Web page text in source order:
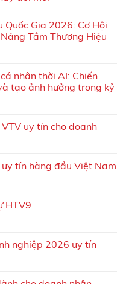
Quốc Gia 2026: Cơ Hội
Tầm Thương Hiệu
nhân thời AI: Chiến
tạo ảnh hưởng trong kỷ
uy tín cho doanh
tín hàng đầu Việt Nam
HTV9
nghiệp 2026 uy tín